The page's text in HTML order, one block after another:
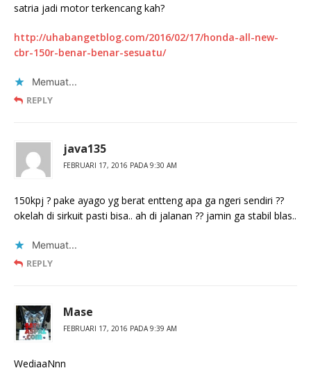
satria jadi motor terkencang kah?
http://uhabangetblog.com/2016/02/17/honda-all-new-
cbr-150r-benar-benar-sesuatu/
Memuat...
REPLY
java135
FEBRUARI 17, 2016 PADA 9:30 AM
150kpj ? pake ayago yg berat entteng apa ga ngeri sendiri ??
okelah di sirkuit pasti bisa.. ah di jalanan ?? jamin ga stabil blas..
Memuat...
REPLY
Mase
FEBRUARI 17, 2016 PADA 9:39 AM
WediaaNnn